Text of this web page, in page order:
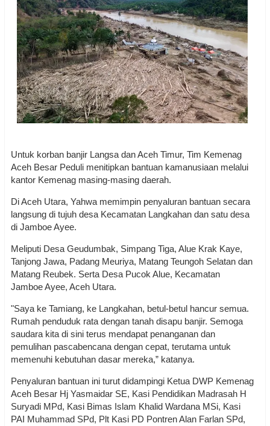
Untuk korban banjir Langsa dan Aceh Timur, Tim Kemenag
Aceh Besar Peduli menitipkan bantuan kamanusiaan melalui
kantor Kemenag masing-masing daerah.
Di Aceh Utara, Yahwa memimpin penyaluran bantuan secara
langsung di tujuh desa Kecamatan Langkahan dan satu desa
di Jamboe Ayee.
Meliputi Desa Geudumbak, Simpang Tiga, Alue Krak Kaye,
Tanjong Jawa, Padang Meuriya, Matang Teungoh Selatan dan
Matang Reubek. Serta Desa Pucok Alue, Kecamatan
Jamboe Ayee, Aceh Utara.
"Saya ke Tamiang, ke Langkahan, betul-betul hancur semua.
Rumah penduduk rata dengan tanah disapu banjir. Semoga
saudara kita di sini terus mendapat penanganan dan
pemulihan pascabencana dengan cepat, terutama untuk
memenuhi kebutuhan dasar mereka,” katanya.
Penyaluran bantuan ini turut didampingi Ketua DWP Kemenag
Aceh Besar Hj Yasmaidar SE, Kasi Pendidikan Madrasah H
Suryadi MPd, Kasi Bimas Islam Khalid Wardana MSi, Kasi
PAI Muhammad SPd, Plt Kasi PD Pontren Alan Farlan SPd,